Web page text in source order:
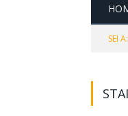
SEI A: